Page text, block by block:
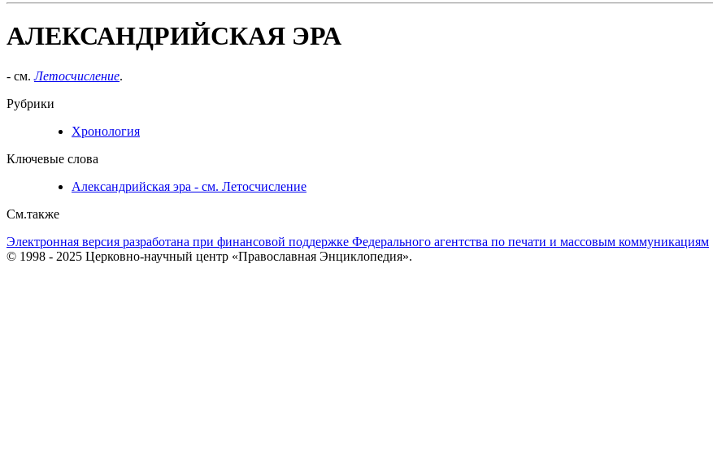
АЛЕКСАНДРИЙСКАЯ ЭРА
- см.Летосчисление.
Рубрики
Хронология
Ключевые слова
Александрийская эра - см. Летосчисление
См.также
Электронная версия разработана при финансовой поддержке Федерального агентства по печати и массовым коммуникациям
© 1998 - 2025 Церковно-научный центр «Православная Энциклопедия».